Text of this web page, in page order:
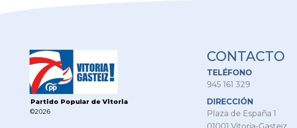
Partido Popular de Vitoria
©2026
CONTACTO
TELÉFONO
945 161 329
DIRECCIÓN
Plaza de España 1